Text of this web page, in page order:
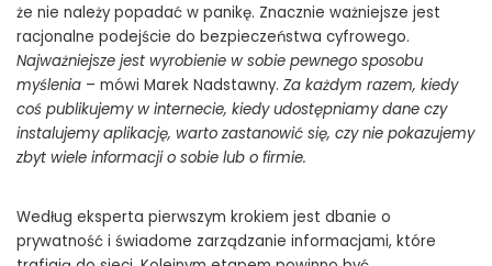
że nie należy popadać w panikę. Znacznie ważniejsze jest
racjonalne podejście do bezpieczeństwa cyfrowego.
Najważniejsze jest wyrobienie w sobie pewnego sposobu
myślenia – mówi Marek Nadstawny. Za każdym razem, kiedy
coś publikujemy w internecie, kiedy udostępniamy dane czy
instalujemy aplikację, warto zastanowić się, czy nie pokazujemy
zbyt wiele informacji o sobie lub o firmie.
Według eksperta pierwszym krokiem jest dbanie o
prywatność i świadome zarządzanie informacjami, które